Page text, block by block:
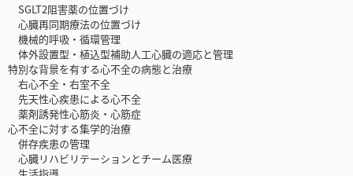
SGLT2阻害薬の位置づけ
心臓再同期療法の位置づけ
機械的呼吸・循環管理
体外設置型・植込型補助人工心臓の適応と管理
特別な背景を有する心不全の病態と治療
右心不全・右室不全
先天性心疾患による心不全
薬剤誘発性心筋炎・心筋症
心不全に対する集学的治療
併存疾患の管理
心臓リハビリテーションとチーム医療